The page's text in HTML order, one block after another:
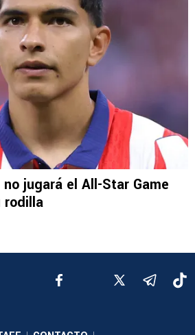
jugará el All-Star Game
rodilla